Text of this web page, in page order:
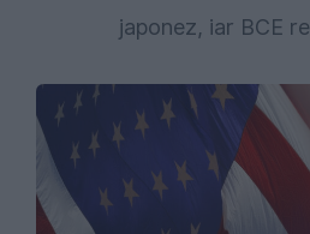
japonez, iar BCE